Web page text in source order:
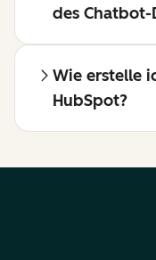
des Chatbot-
Wie erstelle
HubSpot?